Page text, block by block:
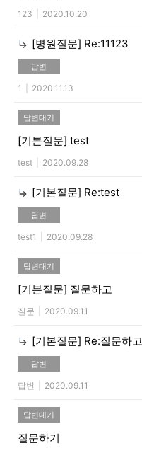
123 2020.10.20
[병원질문] Re:11123
답변
1 2020.11.13
답변대기
[기본질문] test
test 2020.09.28
[기본질문] Re:test
답변
test1 2020.09.28
답변대기
[기본질문] 질문하고
질문 2020.09.11
[기본질문] Re:질문하고
답변
답변 2020.09.11
답변대기
질문하기